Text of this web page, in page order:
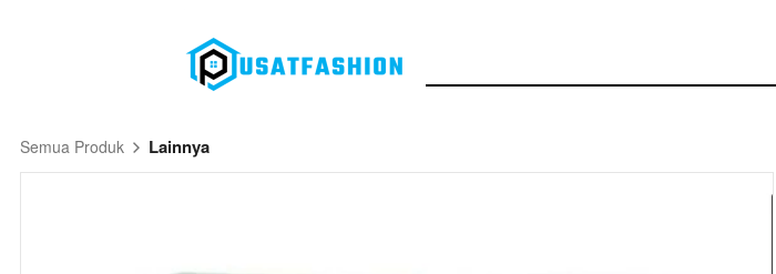
Semua Produk Lainnya